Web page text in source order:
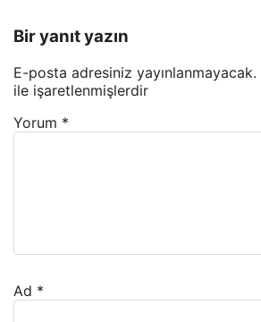
Bir yanıt yazın
E-posta adresiniz yayınlanmayacak.
ile işaretlenmişlerdir
Yorum *
Ad *